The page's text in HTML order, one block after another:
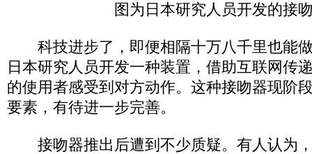
图为日本研究人员开发的接
科技进步了，即便相隔十万八千里也能
日本研究人员开发一种装置，借助互联网传
的使用者感受到对方动作。这种接吻器现阶
要素，有待进一步完善。
接吻器推出后遭到不少质疑。有人认为